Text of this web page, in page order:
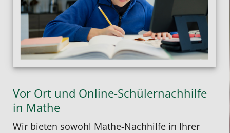
Vor Ort und Online-Schülernachhilfe
in Mathe
Wir bieten sowohl Mathe-Nachhilfe in Ihrer